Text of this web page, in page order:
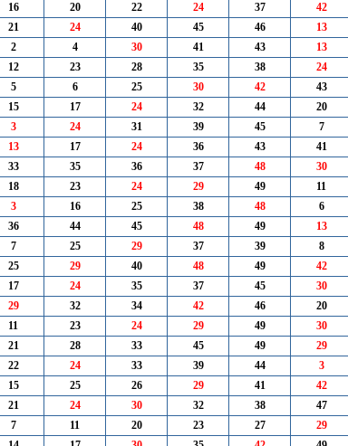
16 20 22 24 37
42
21 24 40 45 46
13
2 4 30 41 43
13
12 23 28 35 38
24
5 6 25 30 42
43
15 17 24 32 44
20
3 24 31 39 45
7
13 17 24 36 43
41
33 35 36 37 48
30
18 23 24 29 49
11
3 16 25 38 48
6
36 44 45 48 49
13
7 25 29 37 39
8
25 29 40 48 49
42
17 24 35 37 45
30
29 32 34 42 46
20
11 23 24 29 49
30
21 28 33 45 49
29
22 24 33 39 44
3
15 25 26 29 41
42
21 24 30 32 38
47
7 11 20 23 27
29